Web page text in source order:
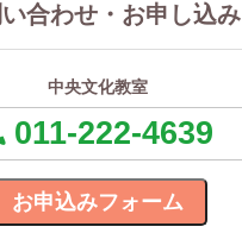
合わせ・お申し込み
中央文化教室
011-222-4639